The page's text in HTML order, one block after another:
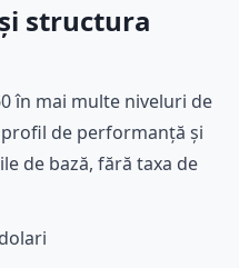
structura
în mai multe niveluri de
de performanță și
de bază, fără taxa de